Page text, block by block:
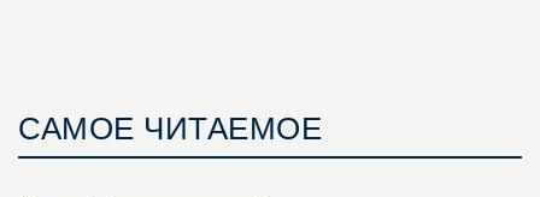
САМОЕ ЧИТАЕМОЕ